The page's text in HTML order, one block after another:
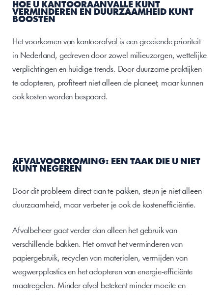
HOE U KANTOORAANVALLE KUNT
VERMINDEREN EN DUURZAAMHEID KUNT
BOOSTEN
Het voorkomen van kantoorafval is een groeiende prioriteit
in Nederland, gedreven door zowel milieuzorgen, wettelijke
verplichtingen en huidige trends. Door duurzame praktijken
te adopteren, profiteert niet alleen de planeet, maar kunnen
ook kosten worden bespaard.
AFVALVOORKOMING: EEN TAAK DIE U NIET
KUNT NEGEREN
Door dit probleem direct aan te pakken, steun je niet alleen
duurzaamheid, maar verbeter je ook de kostenefficiëntie.
Afvalbeheer gaat verder dan alleen het gebruik van
verschillende bakken. Het omvat het verminderen van
papiergebruik, recyclen van materialen, vermijden van
wegwerpplastics en het adopteren van energie-efficiënte
maatregelen. Minder afval betekent minder moeite en